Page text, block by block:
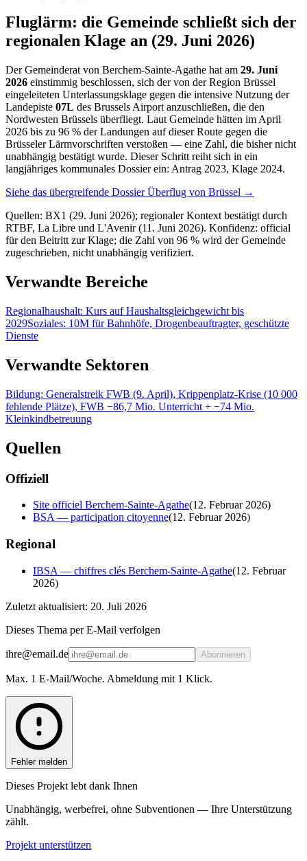
Fluglärm: die Gemeinde schließt sich der
regionalen Klage an (29. Juni 2026)
Der Gemeinderat von Berchem-Sainte-Agathe hat am 29. Juni
2026 einstimmig beschlossen, sich der von der Region Brüssel
eingeleiteten Unterlassungsklage gegen die intensive Nutzung der
Landepiste 07L des Brussels Airport anzuschließen, die den
Nordwesten Brüssels überfliegt. Laut Gemeinde hätten im April
2026 bis zu 96 % der Landungen auf dieser Route gegen die
Brüsseler Lärmvorschriften verstoßen — eine Zahl, die bisher nicht
unabhängig bestätigt wurde. Dieser Schritt reiht sich in ein
langjähriges kommunales Dossier ein: Antrag 2023, Klage 2024.
Siehe das übergreifende Dossier Überflug von Brüssel →
Quellen: BX1 (29. Juni 2026); regionaler Kontext bestätigt durch
RTBF, La Libre und L'Avenir (11. Juni 2026). Konfidenz: official
für den Beitritt zur Klage; die Zahl von 96 % wird der Gemeinde
zugeschrieben, nicht unabhängig verifiziert.
Verwandte Bereiche
Regionalhaushalt: Kurs auf Haushaltsgleichgewicht bis
2029Soziales: 10M für Bahnhöfe, Drogenbeauftragter, geschützte
Dienste
Verwandte Sektoren
Bildung: Generalstreik FWB (9. April), Krippenplatz-Krise (10 000
fehlende Plätze), FWB −86,7 Mio. Unterricht + −74 Mio.
Kleinkindbetreuung
Quellen
Offiziell
Site officiel Berchem-Sainte-Agathe(12. Februar 2026)
BSA — participation citoyenne(12. Februar 2026)
Regional
IBSA — chiffres clés Berchem-Sainte-Agathe(12. Februar
2026)
Zuletzt aktualisiert: 20. Juli 2026
Dieses Thema per E-Mail verfolgen
ihre@email.de Abonnieren
Max. 1 E-Mail/Woche. Abmeldung mit 1 Klick.
Fehler melden
Dieses Projekt lebt dank Ihnen
Unabhängig, werbefrei, ohne Subventionen — Ihre Unterstützung
zählt.
Projekt unterstützen